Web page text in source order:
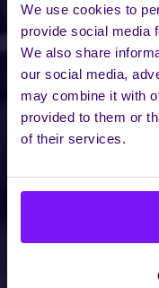
We use cookies to
provide social media
We also share
our social media,
may combine it with
provided to them or
of their services.